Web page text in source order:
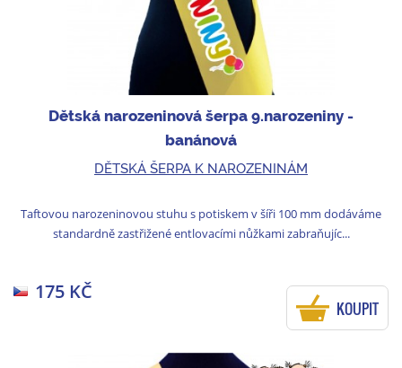
Dětská narozeninová šerpa 9.narozeniny -
banánová
DĚTSKÁ ŠERPA K NAROZENINÁM
Taftovou narozeninovou stuhu s potiskem v šíři 100 mm dodáváme
standardně zastřižené entlovacími nůžkami zabraňujíc...
175 KČ
KOUPIT